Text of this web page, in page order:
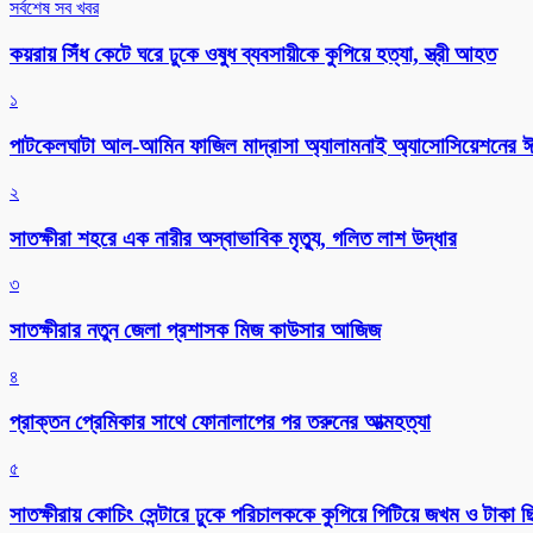
সর্বশেষ সব খবর
কয়রায় সিঁধ কেটে ঘরে ঢুকে ওষুধ ব্যবসায়ীকে কুপিয়ে হত্যা, স্ত্রী আহত
১
পাটকেলঘাটা আল-আমিন ফাজিল মাদ্রাসা অ্যালামনাই অ্যাসোসিয়েশনের
২
সাতক্ষীরা শহরে এক নারীর অস্বাভাবিক মৃত্যু, গলিত লাশ উদ্ধার
৩
সাতক্ষীরার নতুন জেলা প্রশাসক মিজ কাউসার আজিজ
৪
প্রাক্তন প্রেমিকার সাথে ফোনালাপের পর তরুনের আত্মহত্যা
৫
সাতক্ষীরায় কোচিং সেন্টারে ঢুকে পরিচালককে কুপিয়ে পিটিয়ে জখম ও টাকা